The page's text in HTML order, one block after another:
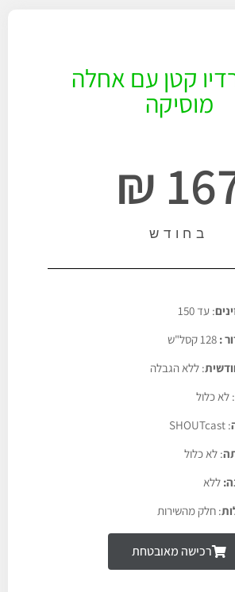
קטן עם אחלה
מוסיקה
167
בחודש
: עד 150
: 128 קסל"ש
: ללא הגבלה
: לא כלול
: SHOUTcast
: לא כלול
ללא
: חלק מהשירות
רכישה מאובטחת